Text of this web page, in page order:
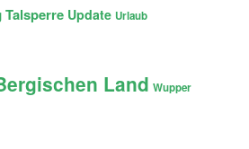
Talsperre Update Urlaub
Land Wupper